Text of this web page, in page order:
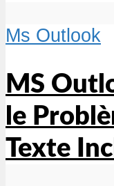
Ms Outlook
MS
le
Texte